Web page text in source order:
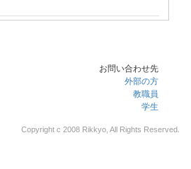
お問い合わせ先
外部の方
教職員
学生
Copyright c 2008 Rikkyo, All Rights Reserved.